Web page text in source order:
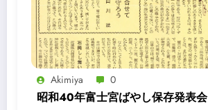
Akimiya 0
昭和40年富士宮ばやし保存発表会